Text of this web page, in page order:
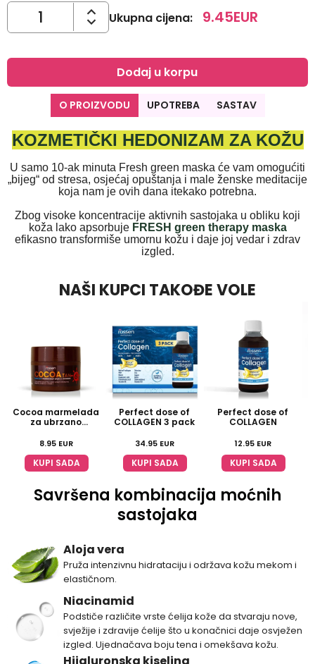
Ukupna cijena: 9.45EUR
Dodaj u korpu
O PROIZVODU UPOTREBA SASTAV
KOZMETIČKI HEDONIZAM ZA KOŽU
U samo 10-ak minuta Fresh green maska će vam omogućiti
„bijeg“ od stresa, osjećaj opuštanja i male ženske meditacije
koja nam je ovih dana itekako potrebna.
Zbog visoke koncentracije aktivnih sastojaka u obliku koji
koža lako apsorbuje FRESH green therapy maska
efikasno transformiše umornu kožu i daje joj vedar i zdrav
izgled.
NAŠI KUPCI TAKOĐE VOLE
Cocoa marmelada
za ubrzano
8.95 EUR
KUPI SADA
Perfect dose of
COLLAGEN 3 pack
34.95 EUR
KUPI SADA
Perfect dose of
COLLAGEN
12.95 EUR
KUPI SADA
Savršena kombinacija moćnih
sastojaka
Aloja vera
Pruža intenzivnu hidrataciju i održava kožu mekom i
elastičnom.
Niacinamid
Podstiče različite vrste ćelija kože da stvaraju nove,
svježije i zdravije ćelije što u konačnici daje osvježen
izgled. Ujednačava boju tena i omekšava kožu.
Hijaluronska kiselina